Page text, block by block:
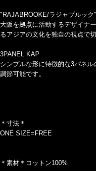
"RAJABROOKE/ラジャブルック"
大阪を拠点に活動するデザイナ
るアジアの文化を独自の視点で
3PANEL KAP
シンプルな形に特徴的な3パネ
調節可能です。
＊寸法＊
ONE SIZE=FREE
＊素材＊コットン100%